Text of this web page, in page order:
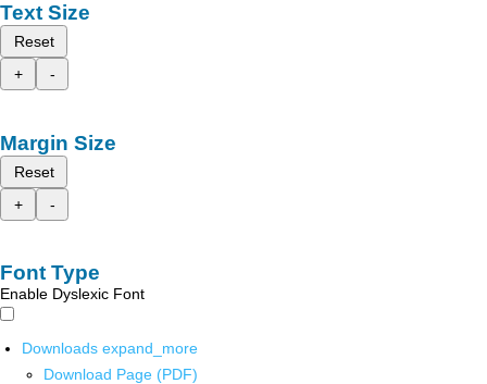
Text Size
Reset
+
-
Margin Size
Reset
+
-
Font Type
Enable Dyslexic Font
Downloads expand_more
Download Page (PDF)